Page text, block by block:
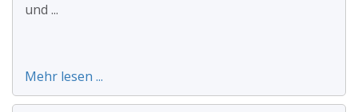
und ...
Mehr lesen ...